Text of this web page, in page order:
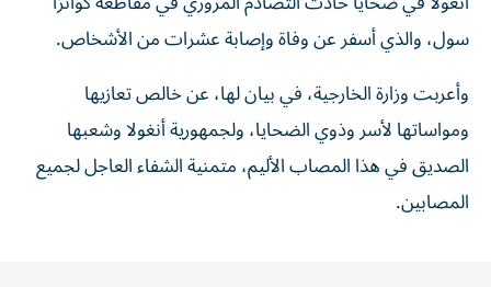
سول، والذي أسفر عن وفاة وإصابة عشرات من الأشخاص.
وأعربت وزارة الخارجية، في بيان لها، عن خالص تعازيها
ومواساتها لأسر وذوي الضحايا، ولجمهورية أنغولا وشعبها
الصديق في هذا المصاب الأليم، متمنية الشفاء العاجل لجميع
المصابين.